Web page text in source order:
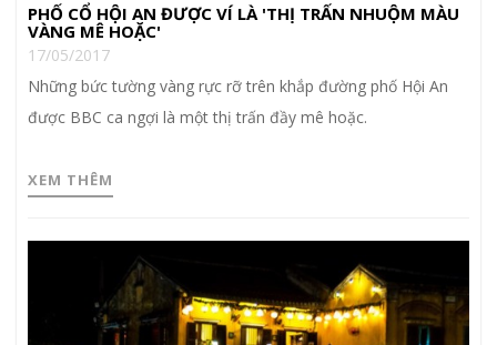
PHỐ CỔ HỘI AN ĐƯỢC VÍ LÀ 'THỊ TRẤN NHUỘM MÀU
VÀNG MÊ HOẶC'
17/05/2017
Những bức tường vàng rực rỡ trên khắp đường phố Hội An
được BBC ca ngợi là một thị trấn đầy mê hoặc.
XEM THÊM